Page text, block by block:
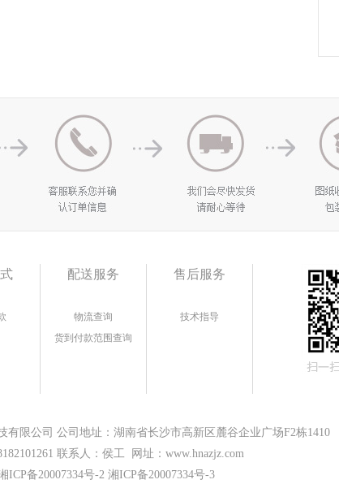
配送服务
物流查询
货到付款范围查询
售后服务
技术指导
有限公司 公司地址：湖南省长沙市高新区麓谷企业广场F2栋1410
联系人：侯工 网址：www.hnazjz.com
ICP备20007334号-2 湘ICP备20007334号-3